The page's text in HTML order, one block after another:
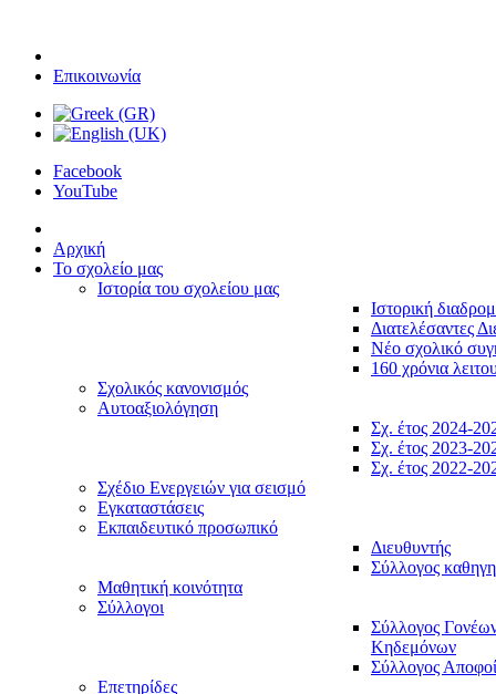
Επικοινωνία
Facebook
YouTube
Αρχική
Το σχολείο μας
Ιστορία του σχολείου μας
Ιστορική
Διατελέσαντες
Νέο σχολικό
160 χρόνια
Σχολικός κανονισμός
Αυτοαξιολόγηση
Σχ. έτος 2024-
Σχ. έτος 2023-
Σχ. έτος 2022-
Σχέδιο Ενεργειών για σεισμό
Εγκαταστάσεις
Εκπαιδευτικό προσωπικό
Διευθυντής
Σύλλογος
Μαθητική κοινότητα
Σύλλογοι
Σύλλογος
Κηδεμόνων
Σύλλογος
Επετηρίδες